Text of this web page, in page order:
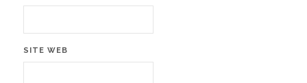
SITE WEB